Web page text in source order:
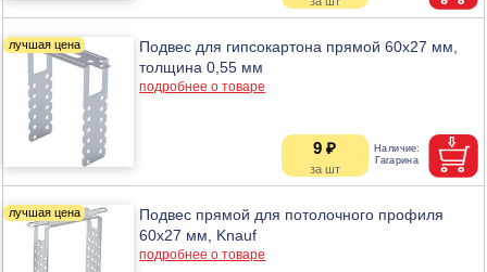
Подвес для гипсокартона прямой 60х27 мм,
толщина 0,55 мм
подробнее о товаре
9 ₽
Подвес прямой для потолочного профиля
60х27 мм, Knauf
подробнее о товаре